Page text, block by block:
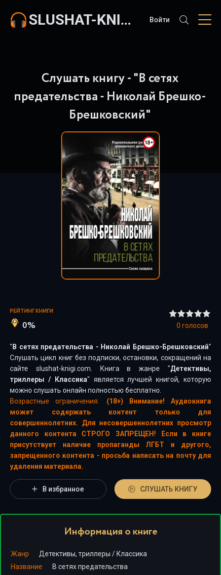
SLUSHAT-KNIGI.COM Войти
Слушать книгу - "В сетях
предательства - Николай Брешко-
Брешковский"
РЕЙТИНГ КНИГИ
0% 0 голосов
" В сетях предательства - Николай Брешко-Брешковский"
Слушать цикл книг без подписки, остановки, сокращений на
сайте slushat-knigi.com. Книга в жанре "Детективы,
триллеры / Классика" является лучшей книгой, которую
можно слушать онлайн полностью бесплатно.
Возрастные ограничения:
(18+) Внимание! Аудиокнига
может содержать контент только для
совершеннолетних. Для несовершеннолетних просмотр
данного контента СТРОГО ЗАПРЕЩЕН! Если в книге
присутствует наличие пропаганды ЛГБТ и другого,
запрещенного контента - просьба написать на почту для
удаления материала.
В избранное СЛУШАТЬ КНИГУ
Информация о книге
Жанр Детективы, триллеры / Классика
Название
В сетях предательства